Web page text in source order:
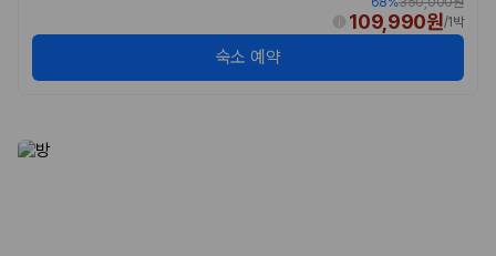
제주렌트카 가격비교 자주 묻는 질문
A. 대여일, 반납일, 인수 지역을 선택하면 제주도 렌트카 업체별 가격, 차종,
보험 조건, 예약 가능 차량을 한 번에 비교할 수 있습니다.
109,990원/1박
숙소 예약